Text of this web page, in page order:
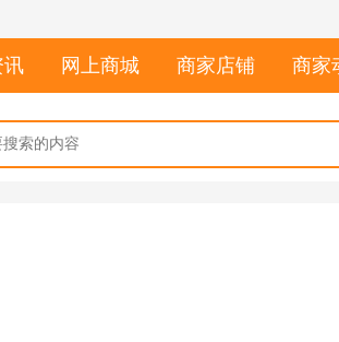
讯 网上商城 商家店铺 商家